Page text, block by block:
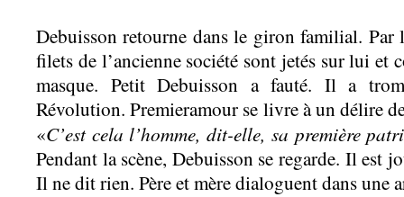
Debuisson retourne dans le giron familial. Par
filets de l’ancienne société sont jetés sur lui et
masque. Petit Debuisson a fauté. Il a
Révolution. Premieramour se livre à un délire
«C’est cela l’homme, dit-elle, sa première
Pendant la scène, Debuisson se regarde. Il est
Il ne dit rien. Père et mère dialoguent dans une